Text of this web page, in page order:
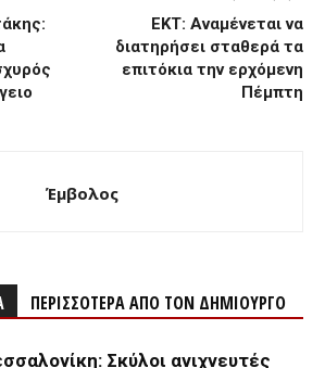
ΕΚΤ: Αναμένεται να
διατηρήσει σταθερά τα
επιτόκια την ερχόμενη
Πέμπτη
Έμβολος
ΠΕΡΙΣΣΟΤΕΡΑ ΑΠΟ ΤΟΝ ΔΗΜΙΟΥΡΓΟ
Σκύλοι ανιχνευτές